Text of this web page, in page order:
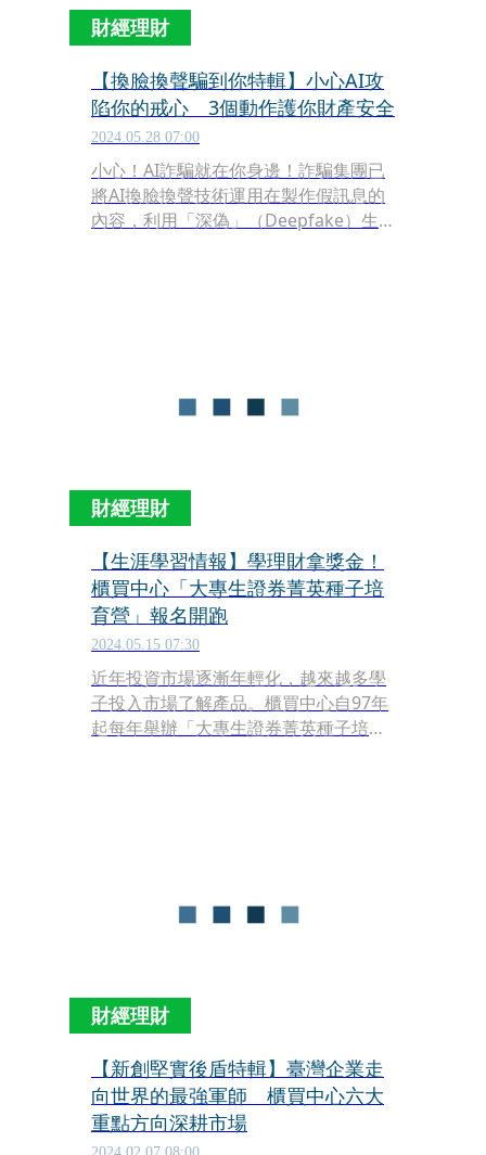
財經理財
【換臉換聲騙到你特輯】小心AI攻
陷你的戒心 3個動作護你財產安全
2024.05.28 07:00
小心！AI詐騙就在你身邊！詐騙集團已
將AI換臉換聲技術運用在製作假訊息的
內容，利用「深偽」（Deepfake）生
財經理財
【生涯學習情報】學理財拿獎金！
櫃買中心「大專生證券菁英種子培
育營」報名開跑
2024.05.15 07:30
近年投資市場逐漸年輕化，越來越多學
子投入市場了解產品。櫃買中心自97年
起每年舉辦「大專生證券菁英種子培育
財經理財
【新創堅實後盾特輯】臺灣企業走
向世界的最強軍師 櫃買中心六大
重點方向深耕市場